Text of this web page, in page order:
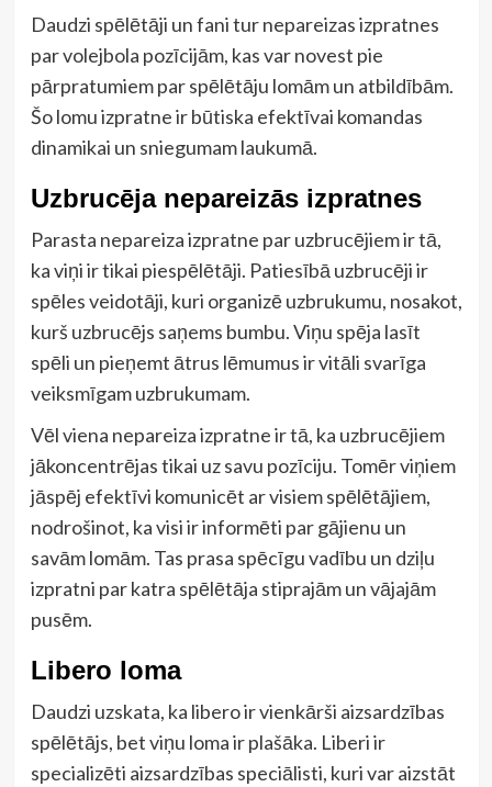
Daudzi spēlētāji un fani tur nepareizas izpratnes
par volejbola pozīcijām, kas var novest pie
pārpratumiem par spēlētāju lomām un atbildībām.
Šo lomu izpratne ir būtiska efektīvai komandas
dinamikai un sniegumam laukumā.
Uzbrucēja nepareizās izpratnes
Parasta nepareiza izpratne par uzbrucējiem ir tā,
ka viņi ir tikai piespēlētāji. Patiesībā uzbrucēji ir
spēles veidotāji, kuri organizē uzbrukumu, nosakot,
kurš uzbrucējs saņems bumbu. Viņu spēja lasīt
spēli un pieņemt ātrus lēmumus ir vitāli svarīga
veiksmīgam uzbrukumam.
Vēl viena nepareiza izpratne ir tā, ka uzbrucējiem
jākoncentrējas tikai uz savu pozīciju. Tomēr viņiem
jāspēj efektīvi komunicēt ar visiem spēlētājiem,
nodrošinot, ka visi ir informēti par gājienu un
savām lomām. Tas prasa spēcīgu vadību un dziļu
izpratni par katra spēlētāja stiprajām un vājajām
pusēm.
Libero loma
Daudzi uzskata, ka libero ir vienkārši aizsardzības
spēlētājs, bet viņu loma ir plašāka. Liberi ir
specializēti aizsardzības speciālisti, kuri var aizstāt